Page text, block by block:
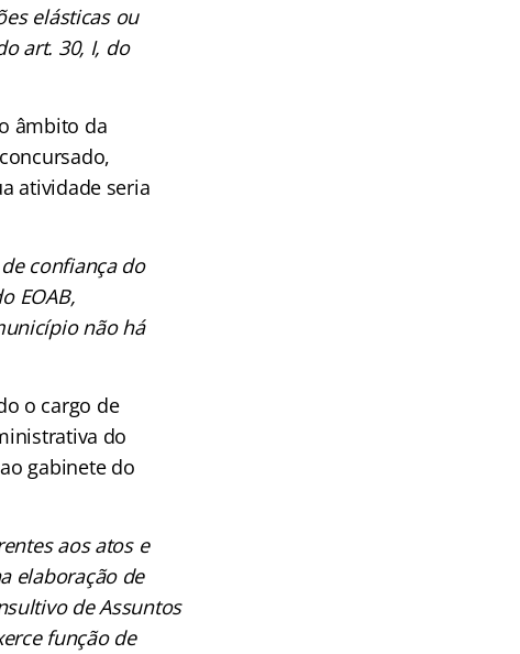
elásticas ou
art. 30, I, do
âmbito da
atividade seria
confiança do
EOAB,
não há
o cargo de
do
gabinete do
aos atos e
elaboração de
de Assuntos
função de